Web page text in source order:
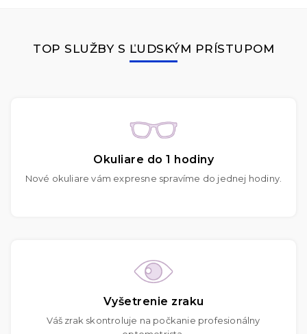
TOP SLUŽBY S ĽUDSKÝM PRÍSTUPOM
Okuliare do 1 hodiny
Nové okuliare vám expresne spravíme do jednej hodiny.
Vyšetrenie zraku
Váš zrak skontroluje na počkanie profesionálny